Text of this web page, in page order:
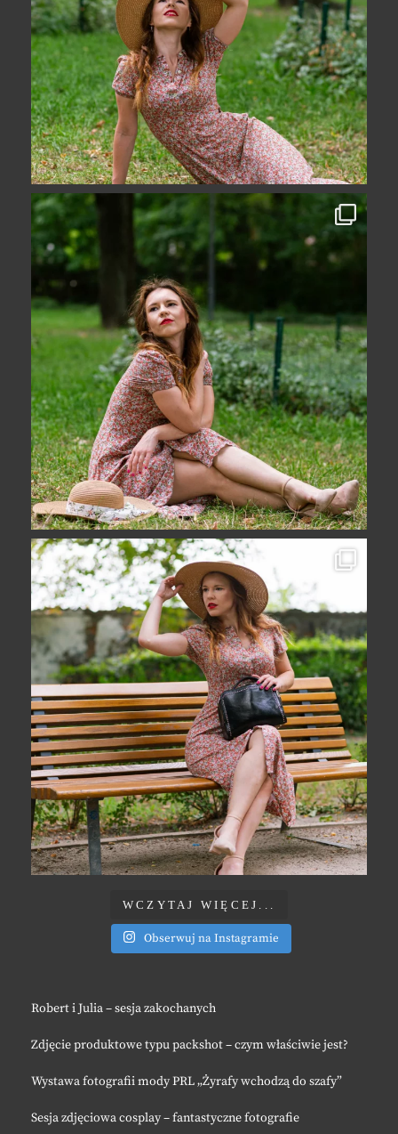
WCZYTAJ WIĘCEJ...
Obserwuj na Instagramie
Robert i Julia – sesja zakochanych
Zdjęcie produktowe typu packshot – czym właściwie jest?
Wystawa fotografii mody PRL „Żyrafy wchodzą do szafy”
Sesja zdjęciowa cosplay – fantastyczne fotografie